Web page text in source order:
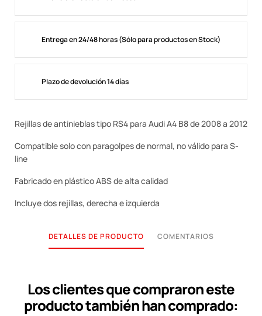
Entrega en 24/48 horas (Sólo para productos en Stock)
Plazo de devolución 14 días
Rejillas de antinieblas tipo RS4 para Audi A4 B8 de 2008 a 2012
Compatible solo con paragolpes de normal, no válido para S-
line
Fabricado en plástico ABS de alta calidad
Incluye dos rejillas, derecha e izquierda
DETALLES DE PRODUCTO COMENTARIOS
Los clientes que compraron este
producto también han comprado: